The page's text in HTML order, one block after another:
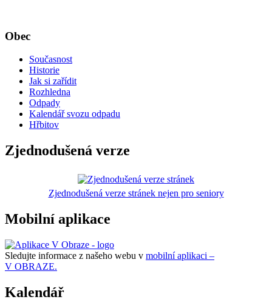
Obec
Současnost
Historie
Jak si zařídit
Rozhledna
Odpady
Kalendář svozu odpadu
Hřbitov
Zjednodušená verze
Zjednodušená verze stránek nejen pro seniory
Mobilní aplikace
Sledujte informace z našeho webu v mobilní aplikaci –
V OBRAZE.
Kalendář